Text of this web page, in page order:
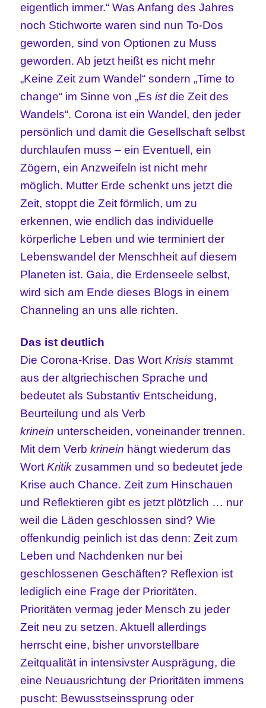
eigentlich immer.“ Was Anfang des Jahres
noch Stichworte waren sind nun To-Dos
geworden, sind von Optionen zu Muss
geworden. Ab jetzt heißt es nicht mehr
„Keine Zeit zum Wandel“ sondern „Time to
change“ im Sinne von „Esistdie Zeit des
Wandels“. Corona ist ein Wandel, den jeder
persönlich und damit die Gesellschaft selbst
durchlaufen muss – ein Eventuell, ein
Zögern, ein Anzweifeln ist nicht mehr
möglich. Mutter Erde schenkt uns jetzt die
Zeit, stoppt die Zeit förmlich, um zu
erkennen, wie endlich das individuelle
körperliche Leben und wie terminiert der
Lebenswandel der Menschheit auf diesem
Planeten ist. Gaia, die Erdenseele selbst,
wird sich am Ende dieses Blogs in einem
Channeling an uns alle richten.
Das ist deutlich
Die Corona-Krise. Das WortKrisisstammt
aus der altgriechischen Sprache und
bedeutet als Substantiv Entscheidung,
Beurteilung und als Verb
krinein unterscheiden, voneinander trennen.
Mit dem Verbkrinein hängt wiederum das
WortKritikzusammen und so bedeutet jede
Krise auch Chance. Zeit zum Hinschauen
und Reflektieren gibt es jetzt plötzlich … nur
weil die Läden geschlossen sind? Wie
offenkundig peinlich ist das denn: Zeit zum
Leben und Nachdenken nur bei
geschlossenen Geschäften? Reflexion ist
lediglich eine Frage der Prioritäten.
Prioritäten vermag jeder Mensch zu jeder
Zeit neu zu setzen. Aktuell allerdings
herrscht eine, bisher unvorstellbare
Zeitqualität in intensivster Ausprägung, die
eine Neuausrichtung der Prioritäten immens
puscht: Bewusstseinssprung oder